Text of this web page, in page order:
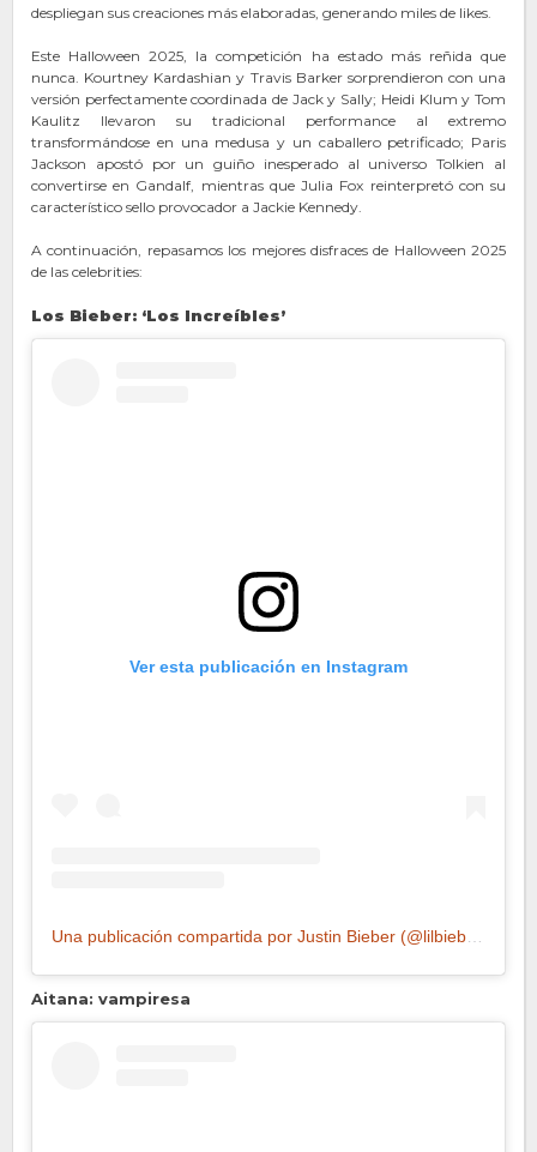
despliegan sus creaciones más elaboradas, generando miles de likes.
Este Halloween 2025, la competición ha estado más reñida que
nunca. Kourtney Kardashian y Travis Barker sorprendieron con una
versión perfectamente coordinada de Jack y Sally; Heidi Klum y Tom
Kaulitz llevaron su tradicional performance al extremo
transformándose en una medusa y un caballero petrificado; Paris
Jackson apostó por un guiño inesperado al universo Tolkien al
convertirse en Gandalf, mientras que Julia Fox reinterpretó con su
característico sello provocador a Jackie Kennedy.
A continuación, repasamos los mejores disfraces de Halloween 2025
de las celebrities:
Los Bieber: ‘Los Increíbles’
Ver esta publicación en Instagram
Aitana: vampiresa